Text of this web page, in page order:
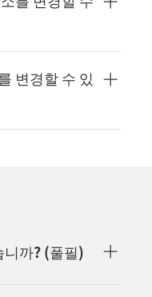
. 계약을 희망하시
으로도 사용되므
주소를 변경할 수
하려면 계정을 다
변경할 수 있
, 계정에 로그인 후,
까? (풀필)